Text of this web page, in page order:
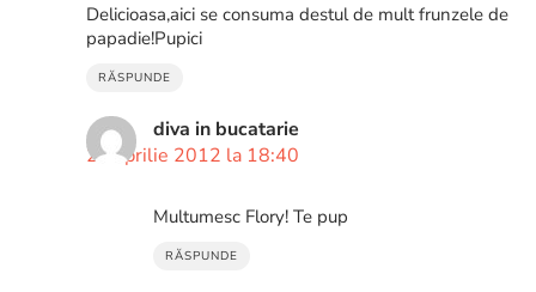
Delicioasa,aici se consuma destul de mult frunzele de
papadie!Pupici
RĂSPUNDE
diva in bucatarie
26 aprilie 2012 la 18:40
Multumesc Flory! Te pup
RĂSPUNDE